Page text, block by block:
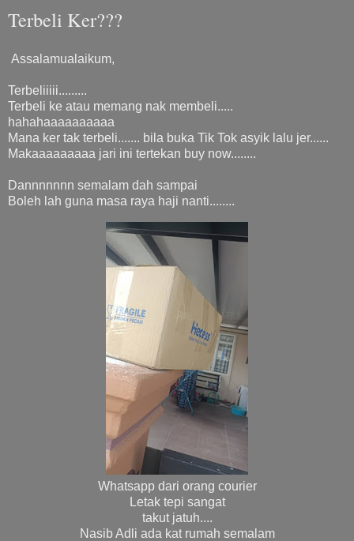
Terbeli Ker???
Assalamualaikum,
Terbeliiiii.........
Terbeli ke atau memang nak membeli.....
hahahaaaaaaaaaa
Mana ker tak terbeli....... bila buka Tik Tok asyik lalu jer......
Makaaaaaaaaa jari ini tertekan buy now........
Dannnnnnn semalam dah sampai
Boleh lah guna masa raya haji nanti........
Whatsapp dari orang courier
Letak tepi sangat
takut jatuh....
Nasib Adli ada kat rumah semalam